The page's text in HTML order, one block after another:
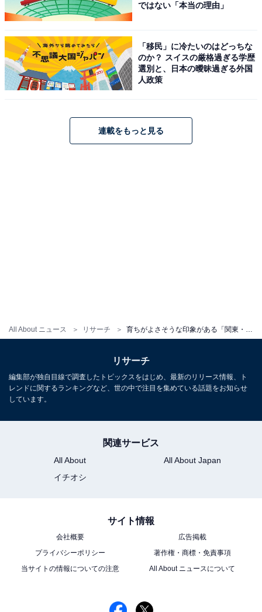
All About ニュース リサーチ
ではない「本当の理由」
「移民」に冷たいのはどっちな
のか？ スイスの厳格過ぎる学歴
選別と、日本の曖昧過ぎる外国
人政策
連載をもっと見る
リサーチ
編集部が独自目線で調査したトピックスをはじめ、最新のリリース情報、ト
レンドに関するランキングなど、世の中で注目を集めている話題をお知らせ
しています。
関連サービス
All About
All About Japan
イチオシ
サイト情報
会社概要
広告掲載
プライバシーポリシー
著作権・商標・免責事項
当サイトの情報についての注意
All About ニュースについて